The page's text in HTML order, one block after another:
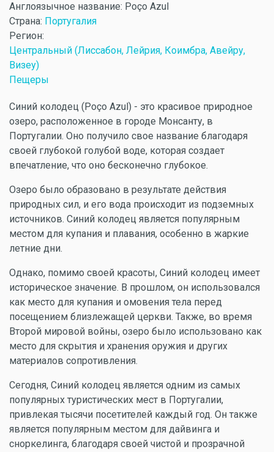
Англоязычное название: Poço Azul
Страна: Португалия
Регион:
Центральный (Лиссабон, Лейрия, Коимбра, Авейру,
Визеу)
Пещеры
Синий колодец (Poço Azul) - это красивое природное
озеро, расположенное в городе Монсанту, в
Португалии. Оно получило свое название благодаря
своей глубокой голубой воде, которая создает
впечатление, что оно бесконечно глубокое.
Озеро было образовано в результате действия
природных сил, и его вода происходит из подземных
источников. Синий колодец является популярным
местом для купания и плавания, особенно в жаркие
летние дни.
Однако, помимо своей красоты, Синий колодец имеет
историческое значение. В прошлом, он использовался
как место для купания и омовения тела перед
посещением близлежащей церкви. Также, во время
Второй мировой войны, озеро было использовано как
место для скрытия и хранения оружия и других
материалов сопротивления.
Сегодня, Синий колодец является одним из самых
популярных туристических мест в Португалии,
привлекая тысячи посетителей каждый год. Он также
является популярным местом для дайвинга и
сноркелинга, благодаря своей чистой и прозрачной